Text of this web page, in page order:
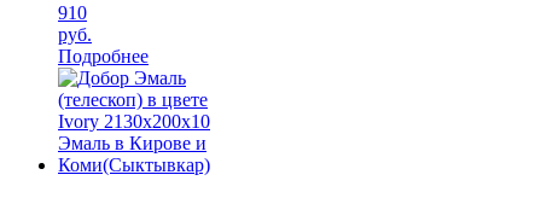
910
руб.
Подробнее